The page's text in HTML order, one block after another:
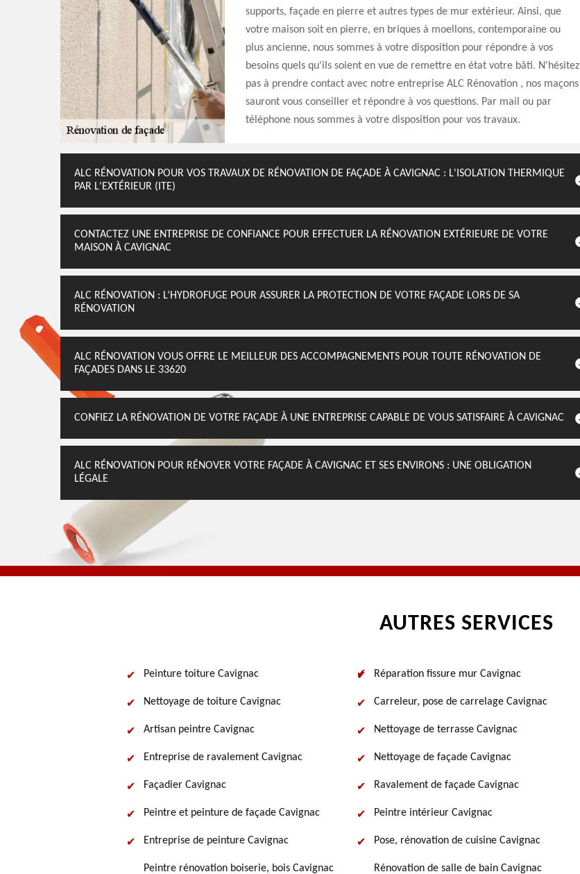
supports, façade en pierre et autres types de mur extérieur. Ainsi, que
votre maison soit en pierre, en briques à moellons, contemporaine ou
plus ancienne, nous sommes à votre disposition pour répondre à vos
besoins quels qu'ils soient en vue de remettre en état votre bâti. N'hésitez
pas à prendre contact avec notre entreprise ALC Rénovation , nos maçons
sauront vous conseiller et répondre à vos questions. Par mail ou par
téléphone nous sommes à votre disposition pour vos travaux.
ALC RÉNOVATION POUR VOS TRAVAUX DE RÉNOVATION DE FAÇADE À CAVIGNAC : L'ISOLATION THERMIQUE
PAR L'EXTÉRIEUR (ITE)
CONTACTEZ UNE ENTREPRISE DE CONFIANCE POUR EFFECTUER LA RÉNOVATION EXTÉRIEURE DE VOTRE
MAISON À CAVIGNAC
ALC RÉNOVATION : L’HYDROFUGE POUR ASSURER LA PROTECTION DE VOTRE FAÇADE LORS DE SA
RÉNOVATION
ALC RÉNOVATION VOUS OFFRE LE MEILLEUR DES ACCOMPAGNEMENTS POUR TOUTE RÉNOVATION DE
FAÇADES DANS LE 33620
CONFIEZ LA RÉNOVATION DE VOTRE FAÇADE À UNE ENTREPRISE CAPABLE DE VOUS SATISFAIRE À CAVIGNAC
ALC RÉNOVATION POUR RÉNOVER VOTRE FAÇADE À CAVIGNAC ET SES ENVIRONS : UNE OBLIGATION
LÉGALE
AUTRES SERVICES
Peinture toiture Cavignac
Nettoyage de toiture Cavignac
Artisan peintre Cavignac
Entreprise de ravalement Cavignac
Façadier Cavignac
Peintre et peinture de façade Cavignac
Entreprise de peinture Cavignac
Peintre rénovation boiserie, bois Cavignac
Réparation fissure mur Cavignac
Carreleur, pose de carrelage Cavignac
Nettoyage de terrasse Cavignac
Nettoyage de façade Cavignac
Ravalement de façade Cavignac
Peintre intérieur Cavignac
Pose, rénovation de cuisine Cavignac
Rénovation de salle de bain Cavignac